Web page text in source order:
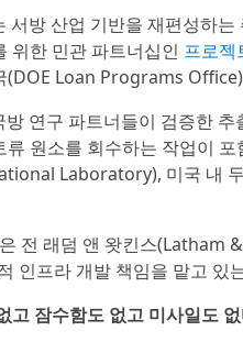
서방 산업 기반을 재편성하
위한 민관 파트너십인 프로
(DOE Loan Programs
연구 파트너들이 검증한
원소를 회수하는 작업이
Laboratory), 미국 내
전 래덤 앤 왓킨스(Latham
인프라 개발 책임을 맡고 있
고 잠수함도 없고 미사일도